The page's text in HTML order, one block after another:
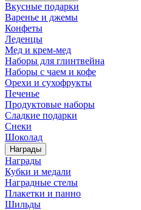
Вкусные подарки
Варенье и джемы
Конфеты
Леденцы
Мед и крем-мед
Наборы для глинтвейна
Наборы с чаем и кофе
Орехи и сухофрукты
Печенье
Продуктовые наборы
Сладкие подарки
Снеки
Шоколад
Награды
Награды
Кубки и медали
Наградные стелы
Плакетки и панно
Шильды